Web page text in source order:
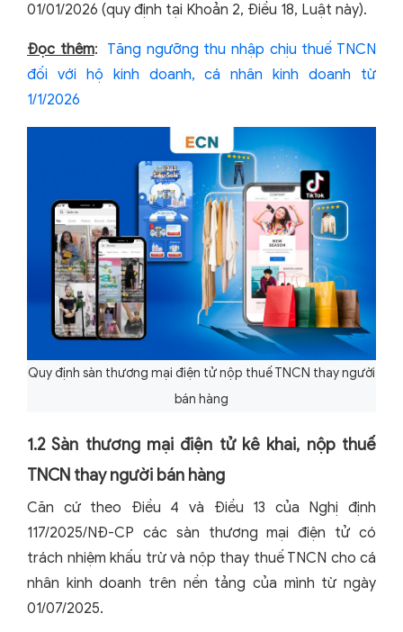
01/01/2026 (quy định tại Khoản 2, Điều 18, Luật này).
Đọc thêm: Tăng ngưỡng thu nhập chịu thuế TNCN
đối với hộ kinh doanh, cá nhân kinh doanh từ
1/1/2026
Quy định sàn thương mại điện tử nộp thuế TNCN thay người
bán hàng
1.2 Sàn thương mại điện tử kê khai, nộp thuế
TNCN thay người bán hàng
Căn cứ theo Điều 4 và Điều 13 của Nghị định
117/2025/NĐ-CP các sàn thương mại điện tử có
trách nhiệm khấu trừ và nộp thay thuế TNCN cho cá
nhân kinh doanh trên nền tảng của mình từ ngày
01/07/2025.